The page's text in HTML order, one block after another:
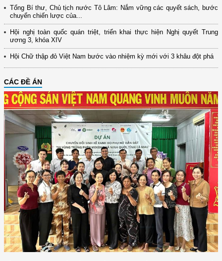
Tổng Bí thư, Chủ tịch nước Tô Lâm: Nắm vững các quyết sách, bước
chuyển chiến lược của...
Hội nghị toàn quốc quán triệt, triển khai thực hiện Nghị quyết Trung
ương 3, khóa XIV
Hội Chữ thập đỏ Việt Nam bước vào nhiệm kỳ mới với 3 khâu đột phá
CÁC ĐỀ ÁN